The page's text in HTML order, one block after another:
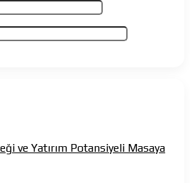
ve Yatırım Potansiyeli Masaya